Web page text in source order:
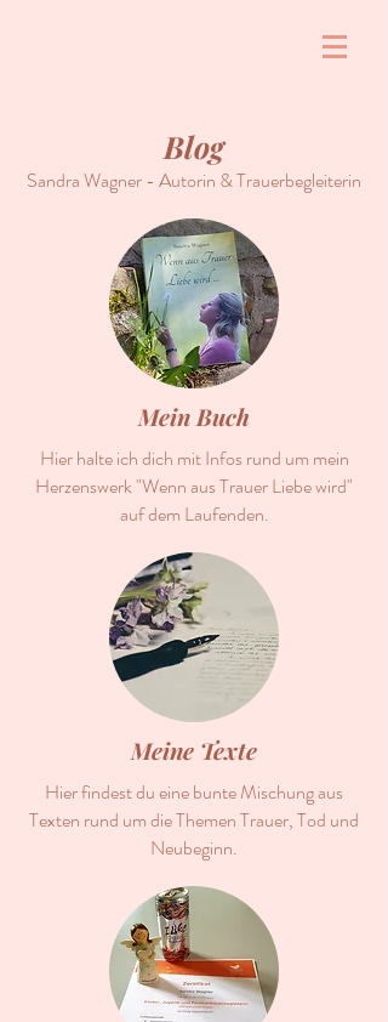
Blog
Sandra Wagner - Autorin & Trauerbegleiterin
Mein Buch
Hier halte ich dich mit Infos rund um mein
Herzenswerk "Wenn aus Trauer Liebe wird"
auf dem Laufenden.
Meine Texte
Hier findest du eine bunte Mischung aus
Texten rund um die Themen Trauer, Tod und
Neubeginn.